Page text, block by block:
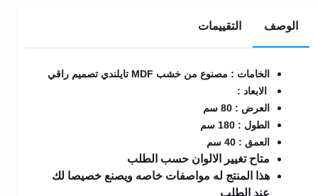
الوصف التقييمات
الخامات : مصنوع من خشب MDF تايلندي تصميم راقي
الابعاد :
العرض : 80 سم
الطول : 180 سم
العمق : 40 سم
متاح تغيير الالوان حسب الطلب
هذا المنتج له مواصفات خاصه ويصنع خصيصا لك
عند الطلب